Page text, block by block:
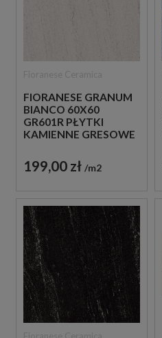
FIORANESE GRANUM
BIANCO 60X60
GR601R PŁYTKI
KAMIENNE GRESOWE
199,00 zł m2